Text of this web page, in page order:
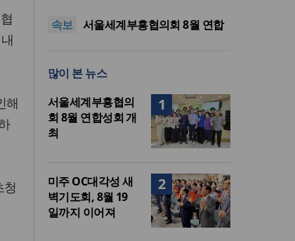
해
청
속보
중단하라”
서울세계부흥협의회 8월 연합
협력
다 먼저 일본이 있었습니다”
“기도로 시작한 스틸 美 대사,
한미동맹의 가교 되어주길”
많이 본 뉴스
1
서울세계부흥협의
회 8월 연합성회 개
최
2
미주 OC대각성 새
벽기도회, 8월 19
일까지 이어져